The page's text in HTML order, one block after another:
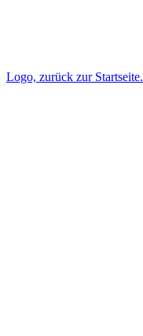
Logo, zurück zur Startseite.